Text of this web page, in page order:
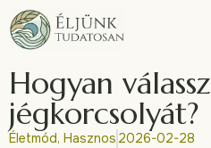
Hogyan válassz
jégkorcsolyát?
Életmód, Hasznos 2026-02-28